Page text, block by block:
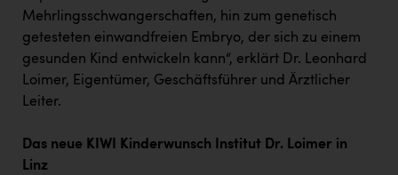
Mehrlingsschwangerschaften, hin zum genetisch
getesteten einwandfreien Embryo, der sich zu einem
gesunden Kind entwickeln kann“, erklärt Dr. Leonhard
Loimer, Eigentümer, Geschäftsführer und Ärztlicher
Leiter.
Das neue KIWI Kinderwunsch Institut Dr. Loimer in
Linz